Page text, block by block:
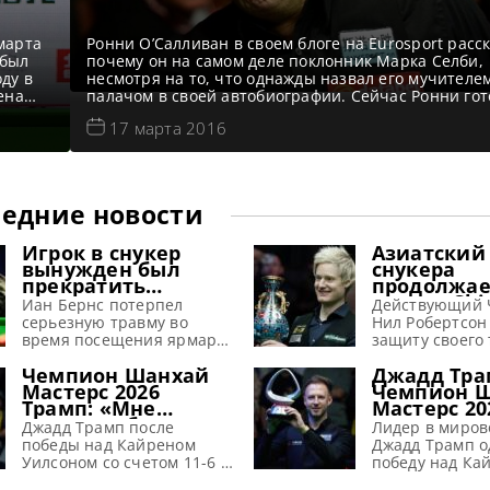
в
для
Ронни О’Салливан в своем блоге на Eurosport
почему он на самом деле поклонник Марка Селби,
несмотря на то, что однажды назвал его
палачом в своей автобиографии. Сейчас Ронни
ЧМ и назвал 13 возможных победителей. Закон
чисел Приближается самое любимое время года для
снукерных болельщиков – чемпионат мира в
17 марта 2016
новости
Игрок в снукер
вынужден был
прекратить
выступления из-за
серьезной травмы,
полученной на
аттракционе
Иан Бернс потерпел
серьезную травму во
время посещения ярмарки
начало снукерного сезона
2026-27, сообщает metrouk
Иан Бернс провел две
недели в постельном
режиме и был вынужден
отказаться от участия в
Азиатский
снукера
турнир
2026
рекордные
призовые
Действующий
Нил
защиту своего
турнире China
8 по 16 августа
Тайюане,
снукера
Чемпион Шанхай
Мастерс 2026
Трамп: «Мне
нравится быть
первым в мировом
рейтинге по
снукеру»
Джадд Трамп после
победы над Кайреном
Уилсоном со счетом 11-6 в
Джадд
Чемпион
Мастерс
Лидер в
Джадд Трамп
победу над